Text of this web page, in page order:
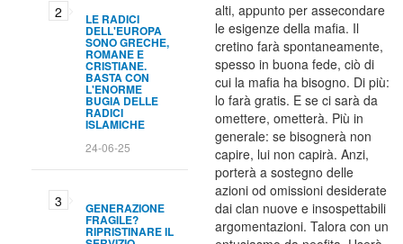
LE RADICI
DELL'EUROPA
SONO GRECHE,
ROMANE E
CRISTIANE.
BASTA CON
L'ENORME
BUGIA DELLE
RADICI
ISLAMICHE
24-06-25
GENERAZIONE
FRAGILE?
RIPRISTINARE IL
alti, appunto per assecondare
le esigenze della mafia. Il
cretino farà spontaneamente,
spesso in buona fede, ciò di
cui la mafia ha bisogno. Di più:
lo farà gratis. E se ci sarà da
omettere, ometterà. Più in
generale: se bisognerà non
capire, lui non capirà. Anzi,
porterà a sostegno delle
azioni od omissioni desiderate
dai clan nuove e insospettabili
argomentazioni. Talora con un